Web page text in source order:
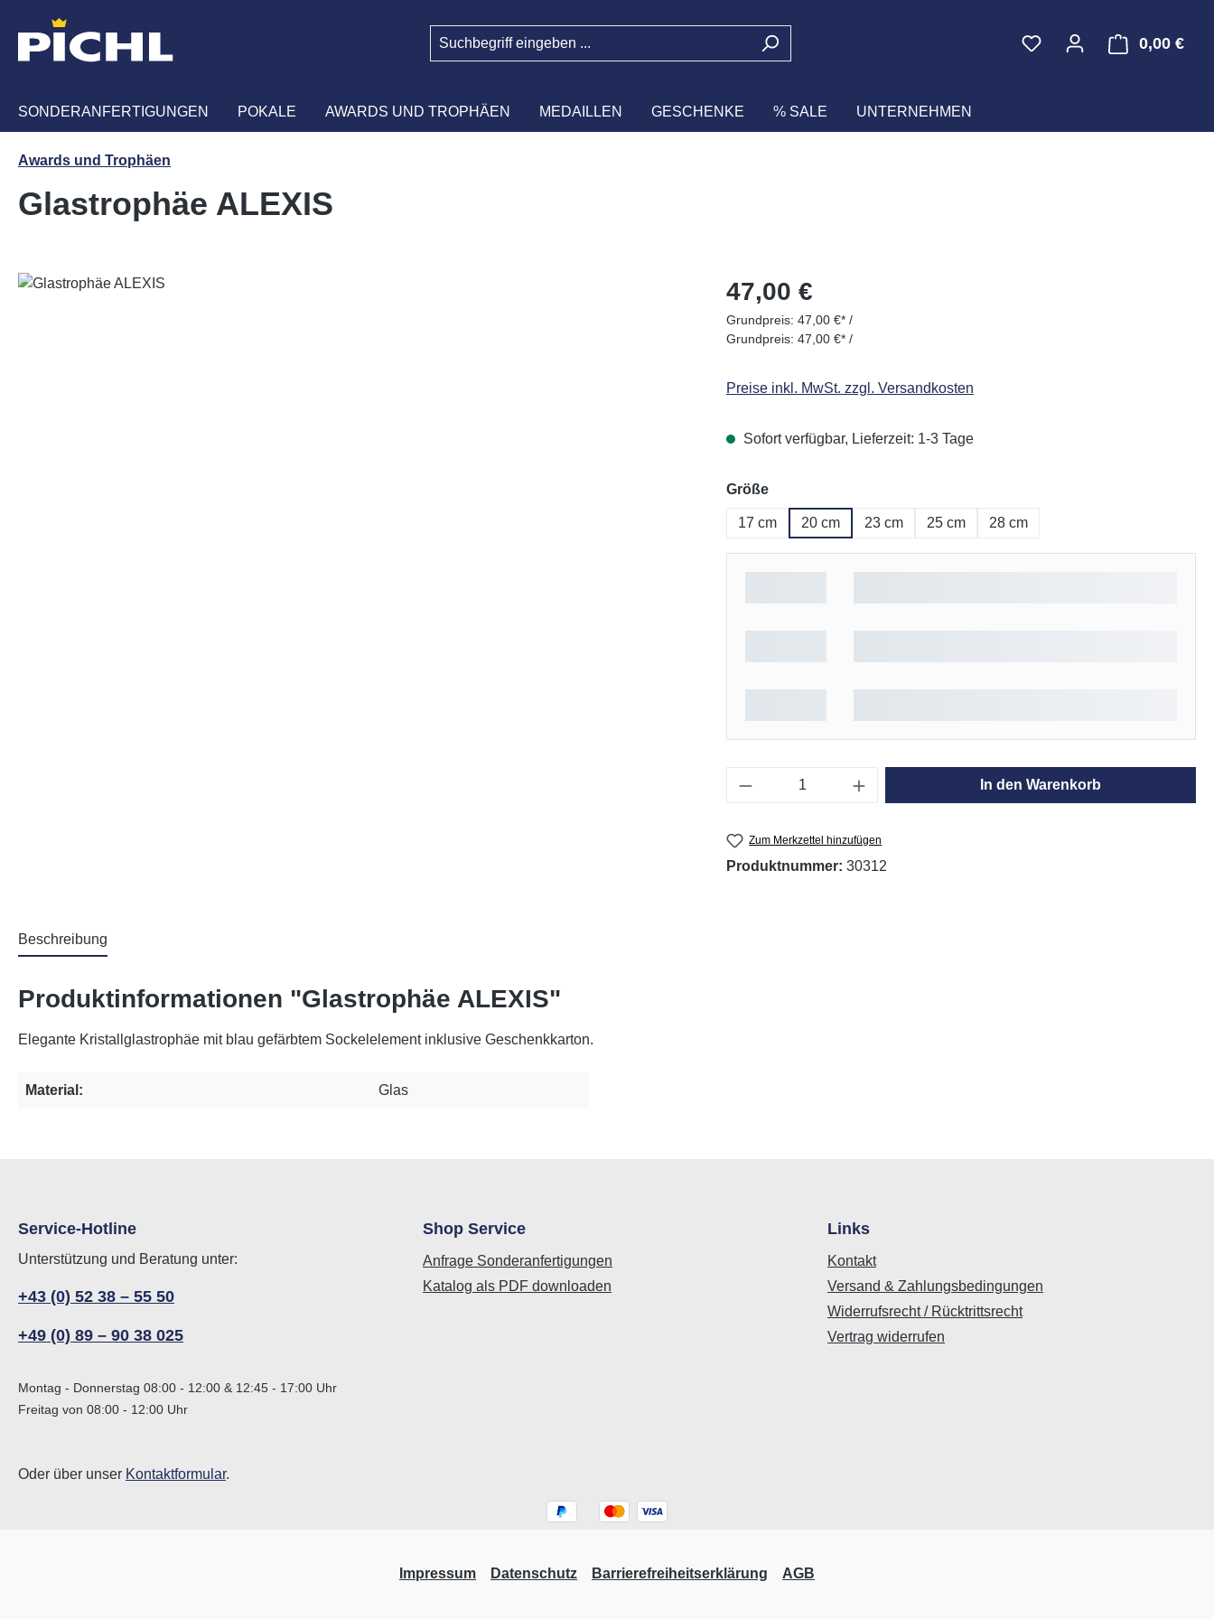
Hauptinhalt springen
Zur Suche springen
Zur Hauptnavigation springen
0,00 €
SONDERANFERTIGUNGEN POKALE AWARDS UND TROPHÄEN MEDAILLEN GESCHENKE % SALE UNTERNEHMEN
Awards und Trophäen
Glastrophäe ALEXIS
Bildergalerie überspringen Regulärer Preis:
47,00 €
Grundpreis: 47,00 €* /
Grundpreis: 47,00 €* /
Preise inkl. MwSt. zzgl. Versandkosten
Sofort verfügbar, Lieferzeit: 1-3 Tage
Größeauswählen
17 cm 20 cm 23 cm 25 cm 28 cm
Produkt Anzahl: Gib den gewünschten Wert ein
In den Warenkorb
Zum Merkzettel hinzufügen
Produktnummer: 30312
Beschreibung
Produktinformationen "Glastrophäe ALEXIS"
Elegante Kristallglastrophäe mit blau gefärbtem Sockelelement inklusive Geschenkkarton.
Material: Glas
Service-Hotline
Unterstützung und Beratung unter:
+43 (0) 52 38 – 55 50
+49 (0) 89 – 90 38 025
Montag - Donnerstag 08:00 - 12:00 & 12:45 - 17:00 Uhr
Freitag von 08:00 - 12:00 Uhr
Oder über unser Kontaktformular.
Shop Service
Anfrage Sonderanfertigungen
Katalog als PDF downloaden
Links
Kontakt
Versand & Zahlungsbedingungen
Widerrufsrecht / Rücktrittsrecht
Vertrag widerrufen
Impressum Datenschutz Barrierefreiheitserklärung AGB